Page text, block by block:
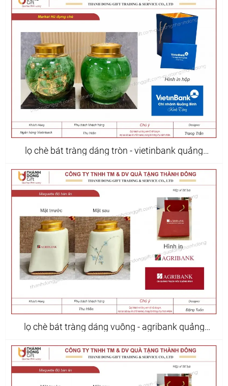
lọ chè bát tràng dáng tròn - vietinbank quảng
lọ chè bát tràng dáng vuông - agribank quảng